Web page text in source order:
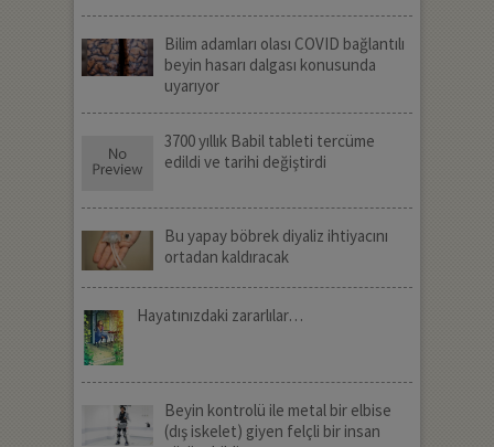
Bilim adamları olası COVID bağlantılı
beyin hasarı dalgası konusunda
uyarıyor
3700 yıllık Babil tableti tercüme
edildi ve tarihi değiştirdi
Bu yapay böbrek diyaliz ihtiyacını
ortadan kaldıracak
Hayatınızdaki zararlılar…
Beyin kontrolü ile metal bir elbise
(dış iskelet) giyen felçli bir insan